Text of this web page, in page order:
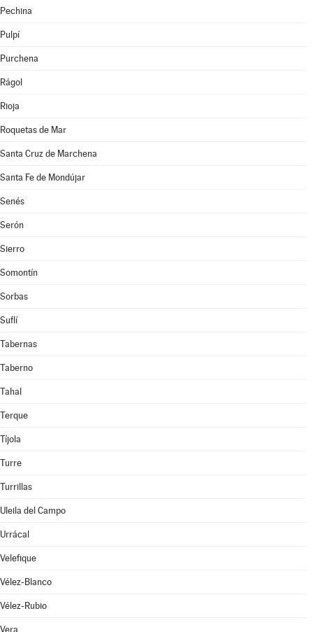
Pechina
Pulpí
Purchena
Rágol
Rioja
Roquetas de Mar
Santa Cruz de Marchena
Santa Fe de Mondújar
Senés
Serón
Sierro
Somontín
Sorbas
Suflí
Tabernas
Taberno
Tahal
Terque
Tíjola
Turre
Turrillas
Uleila del Campo
Urrácal
Velefique
Vélez-Blanco
Vélez-Rubio
Vera